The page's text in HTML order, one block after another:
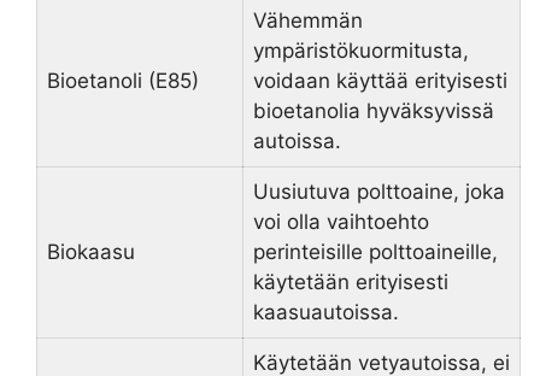
Bioetanoli (E85)
Vähemmän
ympäristökuormitusta,
voidaan käyttää erityisesti
bioetanolia hyväksyvissä
autoissa.
Biokaasu
Uusiutuva polttoaine, joka
voi olla vaihtoehto
perinteisille polttoaineille,
käytetään erityisesti
kaasuautoissa.
Käytetään vetyautoissa, ei